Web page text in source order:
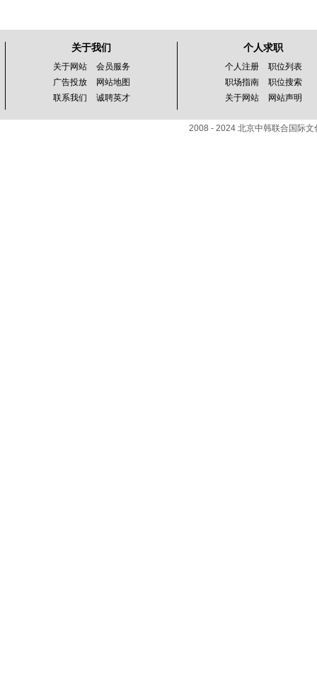
关于我们
关于网站
会员服务
广告投放
网站地图
联系我们
诚聘英才
个人求职
个人注册
职位列表
职场指南
职位搜索
关于网站
网站声明
2008 - 2024 北京中韩联合国际